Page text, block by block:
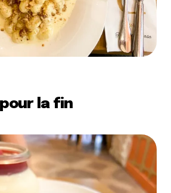
la fin